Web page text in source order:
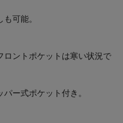
可能。
ロントポケットは寒い状況で
ー式ポケット付き。